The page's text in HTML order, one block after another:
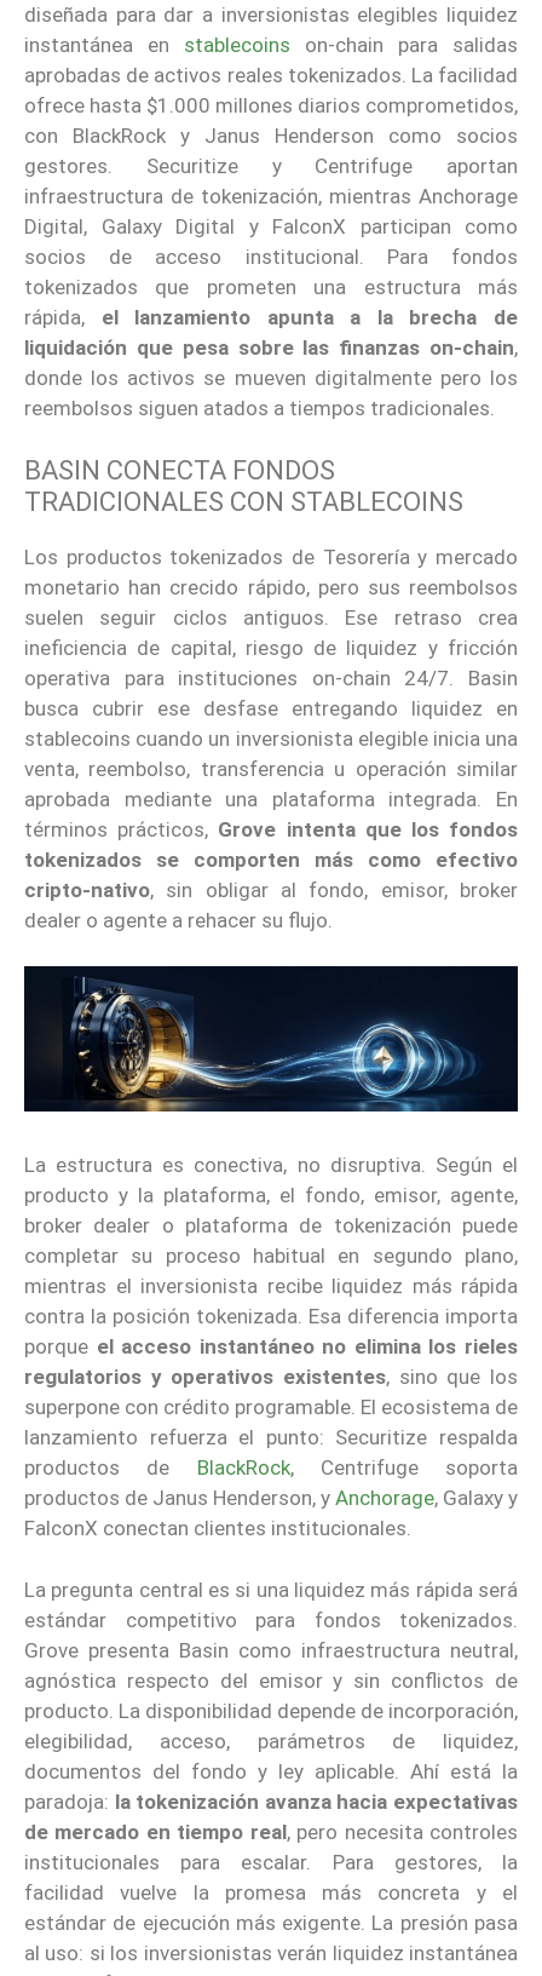
diseñada para dar a inversionistas elegibles liquidez
instantánea en stablecoins on-chain para salidas
aprobadas de activos reales tokenizados. La facilidad
ofrece hasta $1.000 millones diarios comprometidos,
con BlackRock y Janus Henderson como socios
gestores. Securitize y Centrifuge aportan
infraestructura de tokenización, mientras Anchorage
Digital, Galaxy Digital y FalconX participan como
socios de acceso institucional. Para fondos
tokenizados que prometen una estructura más
rápida, el lanzamiento apunta a la brecha de
liquidación que pesa sobre las finanzas on-chain,
donde los activos se mueven digitalmente pero los
reembolsos siguen atados a tiempos tradicionales.
BASIN CONECTA FONDOS
TRADICIONALES CON STABLECOINS
Los productos tokenizados de Tesorería y mercado
monetario han crecido rápido, pero sus reembolsos
suelen seguir ciclos antiguos. Ese retraso crea
ineficiencia de capital, riesgo de liquidez y fricción
operativa para instituciones on-chain 24/7. Basin
busca cubrir ese desfase entregando liquidez en
stablecoins cuando un inversionista elegible inicia una
venta, reembolso, transferencia u operación similar
aprobada mediante una plataforma integrada. En
términos prácticos, Grove intenta que los fondos
tokenizados se comporten más como efectivo
cripto-nativo, sin obligar al fondo, emisor, broker
dealer o agente a rehacer su flujo.
La estructura es conectiva, no disruptiva. Según el
producto y la plataforma, el fondo, emisor, agente,
broker dealer o plataforma de tokenización puede
completar su proceso habitual en segundo plano,
mientras el inversionista recibe liquidez más rápida
contra la posición tokenizada. Esa diferencia importa
porque el acceso instantáneo no elimina los rieles
regulatorios y operativos existentes, sino que los
superpone con crédito programable. El ecosistema de
lanzamiento refuerza el punto: Securitize respalda
productos de BlackRock, Centrifuge soporta
productos de Janus Henderson, y Anchorage, Galaxy y
FalconX conectan clientes institucionales.
La pregunta central es si una liquidez más rápida será
estándar competitivo para fondos tokenizados.
Grove presenta Basin como infraestructura neutral,
agnóstica respecto del emisor y sin conflictos de
producto. La disponibilidad depende de incorporación,
elegibilidad, acceso, parámetros de liquidez,
documentos del fondo y ley aplicable. Ahí está la
paradoja: la tokenización avanza hacia expectativas
de mercado en tiempo real, pero necesita controles
institucionales para escalar. Para gestores, la
facilidad vuelve la promesa más concreta y el
estándar de ejecución más exigente. La presión pasa
al uso: si los inversionistas verán liquidez instantánea